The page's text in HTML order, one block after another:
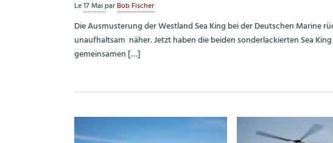
Le17 Mai parBob Fischer
Die Ausmusterung der Westland Sea King bei der Deutschen Marine
unaufhaltsam näher. Jetzt haben die beiden sonderlackierten Sea
gemeinsamen […]